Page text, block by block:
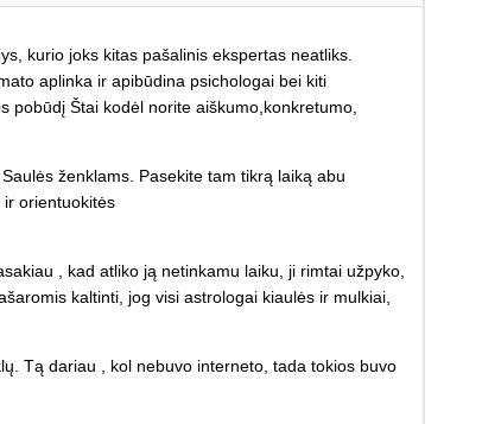
kurio joks kitas pašalinis ekspertas neatliks.
aplinka ir apibūdina psichologai bei kiti
pobūdį Štai kodėl norite aiškumo,konkretumo,
ženklams. Pasekite tam tikrą laiką abu
orientuokitės
, kad atliko ją netinkamu laiku, ji rimtai užpyko,
kaltinti, jog visi astrologai kiaulės ir mulkiai,
Tą dariau , kol nebuvo interneto, tada tokios buvo